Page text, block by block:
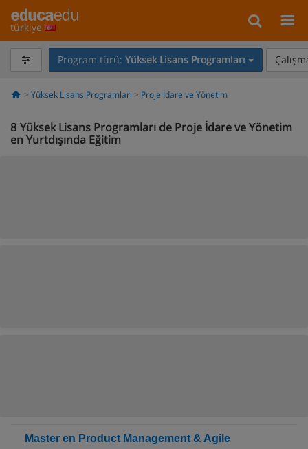
türkiye
Program türü: Yüksek Lisans Programları
Yüksek Lisans Programları Proje İdare ve Yönetim
8 Yüksek Lisans Programları de Proje İdare ve Yönetim
en Yurtdışında Eğitim
Master en Product Management & Agile